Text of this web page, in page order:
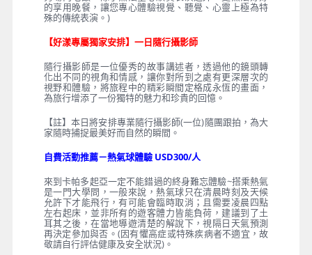
特殊地理景觀。岩石地型開鑿深入地底能容納居民的地
下多層的，您可親自深入地底城參觀聚會場，居民起居
室，完善的通風口設計，令人無法置信如何能有此神奇
之力建造這偉大遺跡，並安排參觀欣賞各式建築於山岩
之中及遍地奇特岩石造型，如同一件件藝術作品，高低
源，夜宿於此享受人生難得經驗。
【入內參觀】格瑞美露天博物館、岩窟大教堂、地下城
市。
【特別安排】精彩肚皮舞及民俗音樂表演(精心安排於晚
餐後再前往欣賞表演，有別於坊間許多團體直接安排於
的享用晚餐，讓您專心體驗視覺、聽覺、心靈上極為特
【好漾專屬獨家安排】一日隨行攝影師
隨行攝影師是一位優秀的故事講述者，透過他的鏡頭轉
化出不同的視角和情感，讓你對所到之處有更深層次的
視野和體驗，將旅程中的精彩瞬間定格成永恆的畫面，
為旅行增添了一份獨特的魅力和珍貴的回憶。